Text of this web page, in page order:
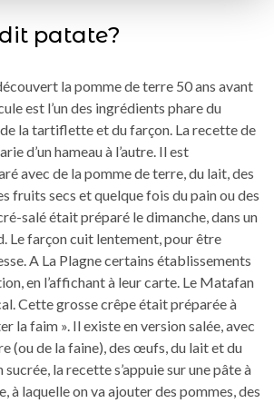
patate?
la pomme de terre 50 ans avant
est l’un des ingrédients phare du
la tartiflette et du farçon. La recette de
d’un hameau à l’autre. Il est
avec de la pomme de terre, du lait, des
fruits secs et quelque fois du pain ou des
salé était préparé le dimanche, dans un
Le farçon cuit lentement, pour être
A La Plagne certains établissements
en l’affichant à leur carte. Le Matafan
Cette grosse crêpe était préparée à
la faim ». Il existe en version salée, avec
(ou de la faine), des œufs, du lait et du
la recette s’appuie sur une pâte à
à laquelle on va ajouter des pommes, des